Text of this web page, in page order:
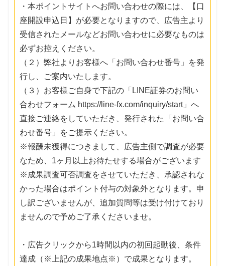
・本ポイントサイトへお問い合わせの際には、【口
座開設申込日】が必要となりますので、広告主より
受信されたメールなどお問い合わせに必要なものは
必ずお控えください。
（２）弊社よりお客様へ「お問い合わせ番号」を発
行し、ご案内いたします。
（３）お客様ご自身で下記の「LINE証券のお問い
合わせフォーム https://line-fx.com/inquiry/start」へ
直接ご連絡をしていただき、発行された「お問い合
わせ番号」をご提示ください。
※報酬未獲得につきまして、広告主側で調査が必要
なため、1ヶ月以上お待たせする場合がございます
※成果調査可否調査をさせていただき、承認されな
かった場合はポイント付与の対象外となります。申
し訳ございませんが、追加質問等は受け付けており
ませんので予めご了承くださいませ。
・広告クリックから1時間以内の初回起動後、条件
達成（※上記の成果地点※）で成果となります。